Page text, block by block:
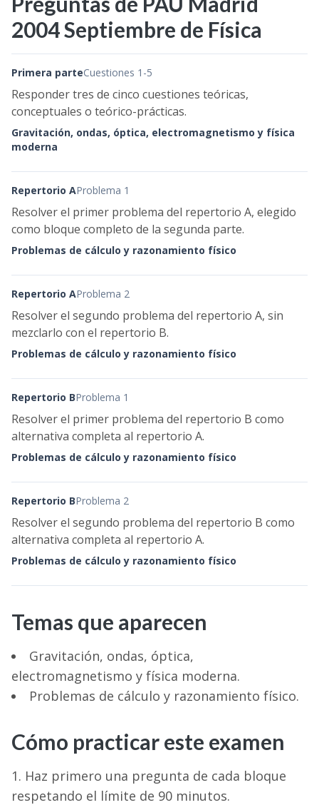
2004 Septiembre de Física
Primera parteCuestiones 1-5
Responder tres de cinco cuestiones teóricas,
conceptuales o teórico-prácticas.
Gravitación, ondas, óptica, electromagnetismo y física
moderna
Repertorio AProblema 1
Resolver el primer problema del repertorio A, elegido
como bloque completo de la segunda parte.
Problemas de cálculo y razonamiento físico
Repertorio AProblema 2
Resolver el segundo problema del repertorio A, sin
mezclarlo con el repertorio B.
Problemas de cálculo y razonamiento físico
Repertorio BProblema 1
Resolver el primer problema del repertorio B como
alternativa completa al repertorio A.
Problemas de cálculo y razonamiento físico
Repertorio BProblema 2
Resolver el segundo problema del repertorio B como
alternativa completa al repertorio A.
Problemas de cálculo y razonamiento físico
Temas que aparecen
Gravitación, ondas, óptica,
electromagnetismo y física moderna.
Problemas de cálculo y razonamiento físico.
Cómo practicar este examen
Haz primero una pregunta de cada bloque
respetando el límite de 90 minutos.